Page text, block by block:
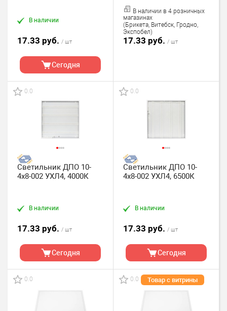
В наличии
17.33 руб. / шт
Сегодня
В наличии в 4 розничных
магазинах
(Брикета, Витебск, Гродно,
Экспобел)
17.33 руб. / шт
0.0
Светильник ДПО 10-
4х8-002 УХЛ4, 4000К
В наличии
17.33 руб. / шт
Сегодня
0.0
Светильник ДПО 10-
4х8-002 УХЛ4, 6500К
В наличии
17.33 руб. / шт
Сегодня
0.0 0.0 Товар с витрины